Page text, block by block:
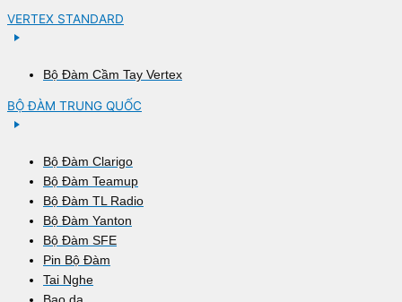
VERTEX STANDARD
Bộ Đàm Cầm Tay Vertex
BỘ ĐÀM TRUNG QUỐC
Bộ Đàm Clarigo
Bộ Đàm Teamup
Bộ Đàm TL Radio
Bộ Đàm Yanton
Bộ Đàm SFE
Pin Bộ Đàm
Tai Nghe